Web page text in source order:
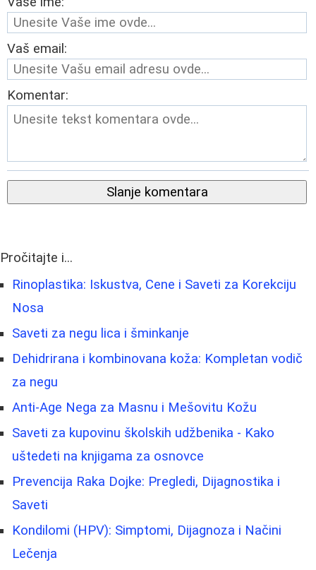
Vaš email:
Komentar:
Slanje komentara
Pročitajte i...
Rinoplastika: Iskustva, Cene i Saveti za Korekciju
Nosa
Saveti za negu lica i šminkanje
Dehidrirana i kombinovana koža: Kompletan vodič
za negu
Anti-Age Nega za Masnu i Mešovitu Kožu
Saveti za kupovinu školskih udžbenika - Kako
uštedeti na knjigama za osnovce
Prevencija Raka Dojke: Pregledi, Dijagnostika i
Saveti
Kondilomi (HPV): Simptomi, Dijagnoza i Načini
Lečenja